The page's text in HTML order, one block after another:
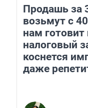
Продашь за
возьмут с
нам
налоговый
коснется
даже